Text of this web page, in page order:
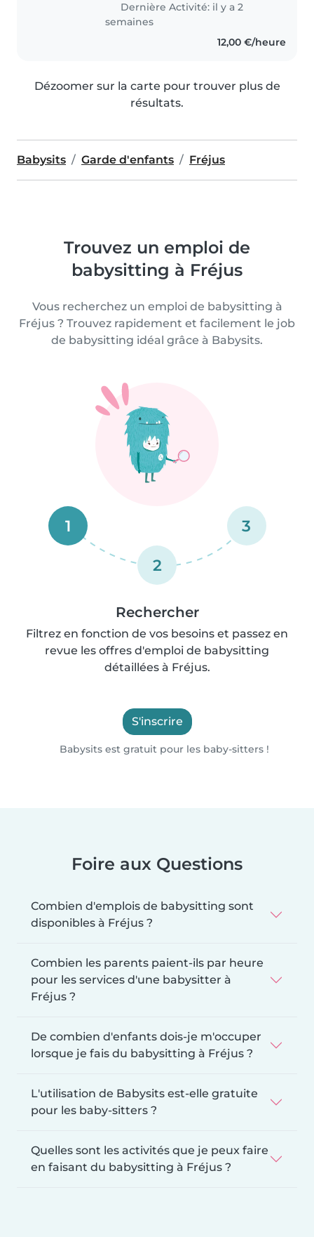
Dernière Activité: il y a 2
semaines
12,00 €/heure
Dézoomer sur la carte pour trouver plus de
résultats.
Babysits Garde d'enfants Fréjus
Trouvez un emploi de
babysitting à Fréjus
Vous recherchez un emploi de babysitting à
Fréjus ? Trouvez rapidement et facilement le job
de babysitting idéal grâce à Babysits.
1
2
3
Rechercher
Filtrez en fonction de vos besoins et passez en
revue les offres d'emploi de babysitting
détaillées à Fréjus.
S'inscrire
Babysits est gratuit pour les baby-sitters !
Foire aux Questions
Combien d'emplois de babysitting sont
disponibles à Fréjus ?
Combien les parents paient-ils par heure
pour les services d'une babysitter à
Fréjus ?
De combien d'enfants dois-je m'occuper
lorsque je fais du babysitting à Fréjus ?
L'utilisation de Babysits est-elle gratuite
pour les baby-sitters ?
Quelles sont les activités que je peux faire
en faisant du babysitting à Fréjus ?